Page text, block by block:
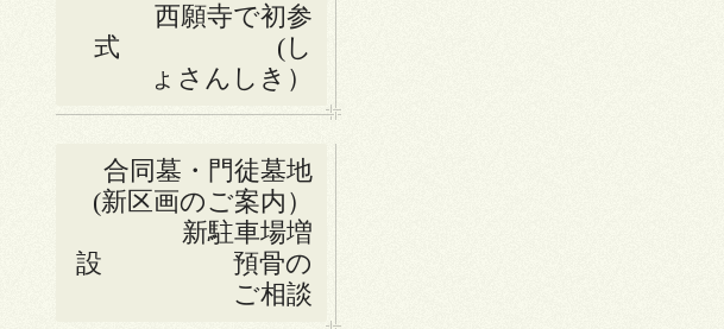
西願寺で初参
式 (し
ょさんしき）
合同墓・門徒墓地
(新区画のご案内）
新駐車場増
設 預骨の
ご相談